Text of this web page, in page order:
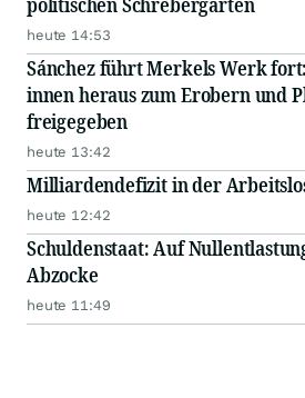
heute 14:53
Sánchez führt Merkels Werk
innen heraus zum Erobern und
freigegeben
heute 13:42
Milliardendefizit in der
heute 12:42
Schuldenstaat: Auf
Abzocke
heute 11:49